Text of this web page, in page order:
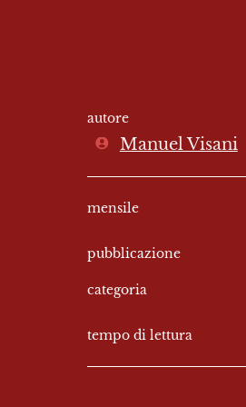
autore
Manuel Visani
mensile
pubblicazione
categoria
tempo di lettura